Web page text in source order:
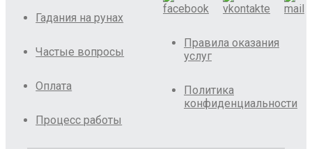
Гадания на рунах
Частые вопросы
Оплата
Процесс работы
Правила оказания
услуг
Политика
конфиденциальности